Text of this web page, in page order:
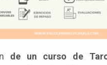
de un curso de